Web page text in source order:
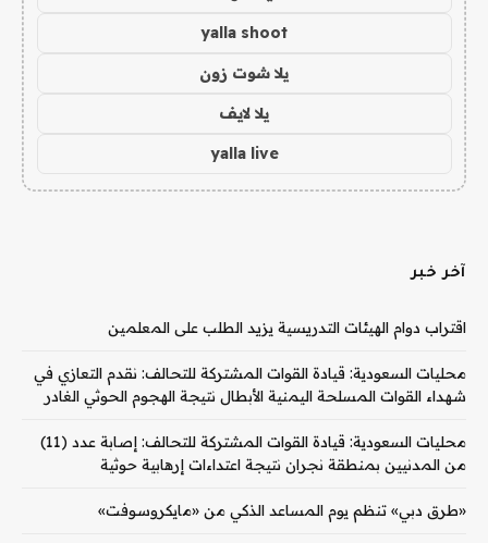
yalla shoot
يلا شوت زون
يلا لايف
yalla live
آخر خبر
اقتراب دوام الهيئات التدريسية يزيد الطلب على المعلمين
محليات السعودية: قيادة القوات المشتركة للتحالف: نقدم التعازي في
شهداء القوات المسلحة اليمنية الأبطال نتيجة الهجوم الحوثي الغادر
محليات السعودية: قيادة القوات المشتركة للتحالف: إصابة عدد (11)
من المدنيين بمنطقة نجران نتيجة اعتداءات إرهابية حوثية
«طرق دبي» تنظم يوم المساعد الذكي من «مايكروسوفت»